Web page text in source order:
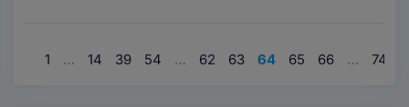
1 … 14 39 54 … 62 63 64 65 66 … 74